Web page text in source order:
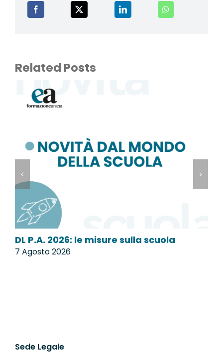
Related Posts
DL P.A. 2026: le misure sulla scuola
7 Agosto 2026
Sede Legale